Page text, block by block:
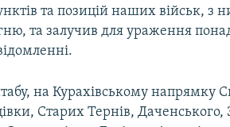
та позицій наших військ, з
та залучив для ураження
на Курахівському напрямку
Старих Тернів, Даченського,